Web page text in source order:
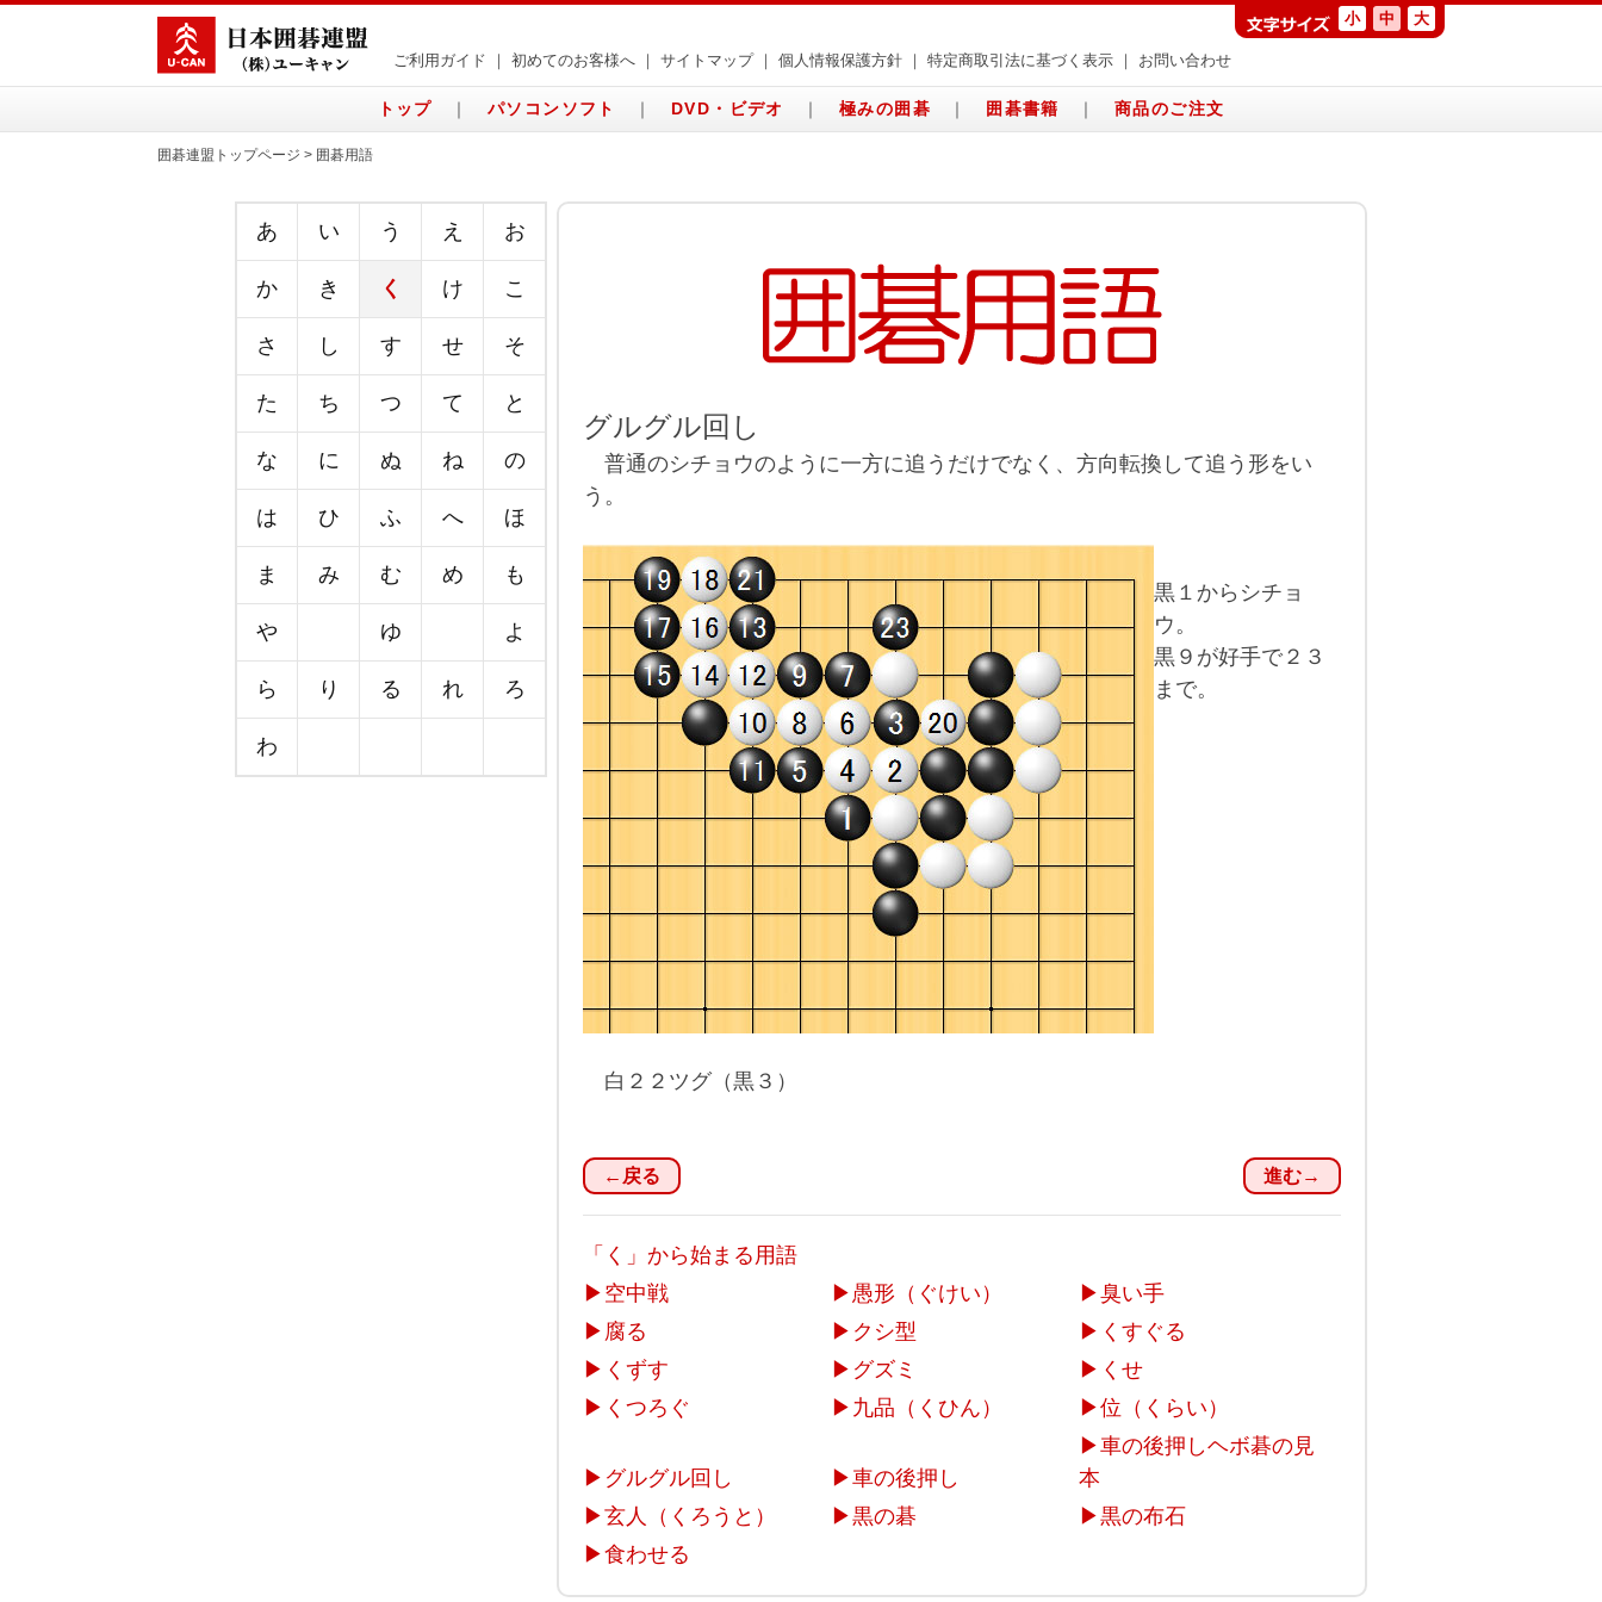
小 中 大
ご利用ガイド 初めてのお客様へ サイトマップ 個人情報保護方針 特定商取引法に基づく表示 お問い合わせ
トップ ｜ パソコンソフト ｜ DVD・ビデオ ｜ 極みの囲碁 ｜ 囲碁書籍 ｜商品のご注文
囲碁連盟トップページ > 囲碁用語
あ い う え お
か き く け こ
さ し す せ そ
た ち つ て と
な に ぬ ね の
は ひ ふ へ ほ
ま み む め も
や ゆ よ
ら り る れ ろ
わ
グルグル回し
普通のシチョウのように一方に追うだけでなく、方向転換して追う形をい
う。
白２２ツグ（黒３）
黒１からシチョ
ウ。
黒９が好手で２３
まで。
←戻る 進む→
「く」から始まる用語
▶ 空中戦 ▶ 愚形（ぐけい） ▶臭い手
▶ 腐る ▶ クシ型 ▶ くすぐる
▶ くずす ▶ グズミ ▶ くせ
▶ くつろぐ ▶ 九品（くひん） ▶位（くらい）
▶ グルグル回し ▶車の後押し
▶車の後押しヘボ碁の見
本
▶玄人（くろうと） ▶黒の碁 ▶黒の布石
▶食わせる